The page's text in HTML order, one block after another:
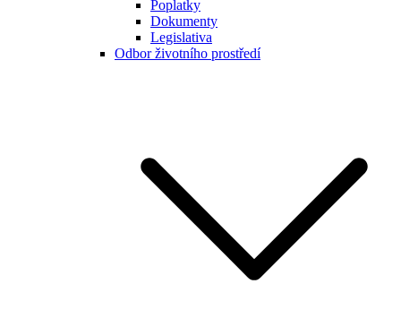
Poplatky
Dokumenty
Legislativa
Odbor životního prostředí